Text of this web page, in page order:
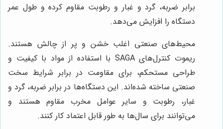
برابر ضربه، گرد و غبار و رطوبت مقاوم کرده و طول عمر
دستگاه را افزایش می‌دهد.
محیط‌های صنعتی اغلب خشن و پر از چالش هستند.
ریموت کنترل‌های SAGA با استفاده از مواد با کیفیت و
طراحی مستحکم، برای مقاومت در برابر شرایط سخت
صنعتی ساخته شده‌اند. این دستگاه‌ها در برابر ضربه، گرد و
غبار، رطوبت و سایر عوامل مخرب مقاوم هستند و
می‌توانند برای سال‌ها به طور قابل اعتماد کار کنند.